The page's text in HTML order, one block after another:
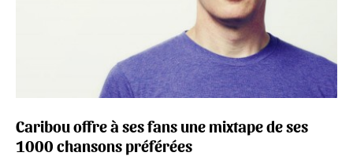
Caribou offre à ses fans une mixtape de ses
1000 chansons préférées